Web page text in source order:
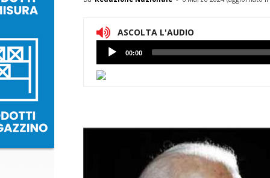
ASCOLTA L'AUDIO
Lettore
Audio
00:00